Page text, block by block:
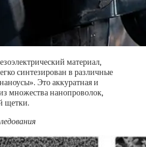
материал,
синтезирован в различные
Это аккуратная и
множества нанопроволок,
щетки.